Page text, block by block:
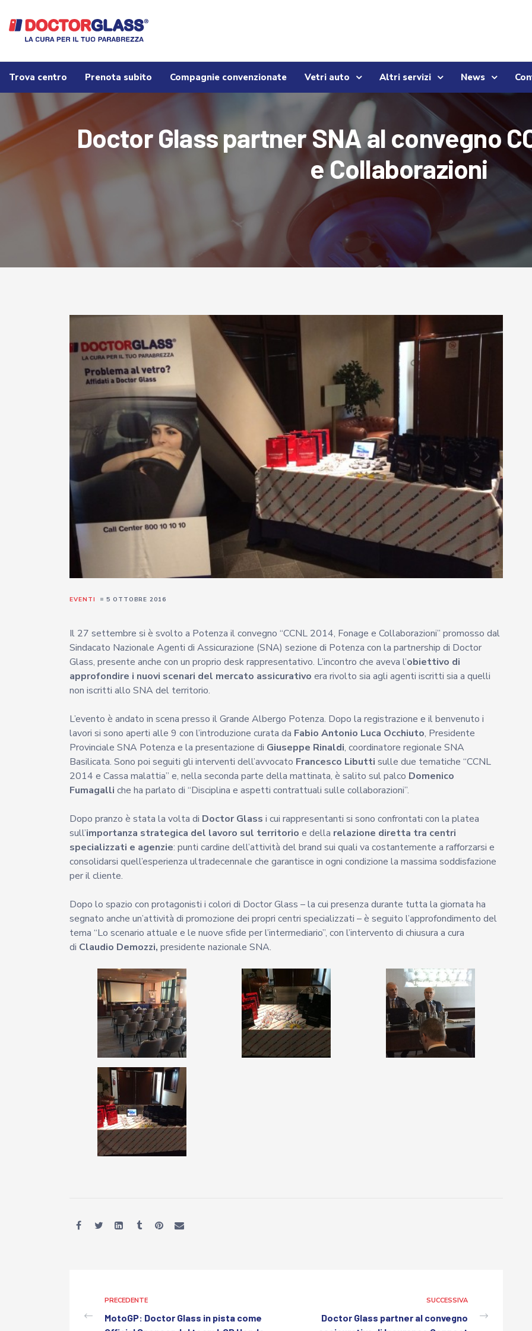
Trova centro Prenota subito Compagnie convenzionate Vetri auto Altri servizi News
Doctor Glass partner SNA al convegno
e Collaborazioni
EVENTI 5 OTTOBRE 2016
Il 27 settembre si è svolto a Potenza il convegno “CCNL 2014, Fonage e Collaborazioni” promosso dal
Sindacato Nazionale Agenti di Assicurazione (SNA) sezione di Potenza con la partnership di Doctor
Glass, presente anche con un proprio desk rappresentativo. L’incontro che aveva l’obiettivo di
approfondire i nuovi scenari del mercato assicurativo era rivolto sia agli agenti iscritti sia a quelli
non iscritti allo SNA del territorio.
L’evento è andato in scena presso il Grande Albergo Potenza. Dopo la registrazione e il benvenuto i
lavori si sono aperti alle 9 con l’introduzione curata da Fabio Antonio Luca Occhiuto, Presidente
Provinciale SNA Potenza e la presentazione di Giuseppe Rinaldi, coordinatore regionale SNA
Basilicata. Sono poi seguiti gli interventi dell’avvocato Francesco Libutti sulle due tematiche “CCNL
2014 e Cassa malattia” e, nella seconda parte della mattinata, è salito sul palco Domenico
Fumagalli che ha parlato di “Disciplina e aspetti contrattuali sulle collaborazioni”.
Dopo pranzo è stata la volta di Doctor Glass i cui rappresentanti si sono confrontati con la platea
sull’importanza strategica del lavoro sul territorio e della relazione diretta tra centri
specializzati e agenzie: punti cardine dell’attività del brand sui quali va costantemente a rafforzarsi e
consolidarsi quell’esperienza ultradecennale che garantisce in ogni condizione la massima soddisfazione
per il cliente.
Dopo lo spazio con protagonisti i colori di Doctor Glass – la cui presenza durante tutta la giornata ha
segnato anche un’attività di promozione dei propri centri specializzati – è seguito l’approfondimento del
tema “Lo scenario attuale e le nuove sfide per l’intermediario”, con l’intervento di chiusura a cura
di Claudio Demozzi, presidente nazionale SNA.
PRECEDENTE
MotoGP: Doctor Glass in pista come
SUCCESSIVA
Doctor Glass partner al convegno